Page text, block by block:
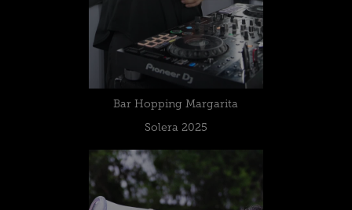
Bar Hopping Margarita
Solera 2025